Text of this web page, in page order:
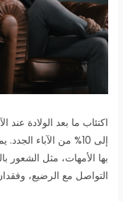
إلى 10% من الآباء
بها الأمهات، مثل الشعور
التواصل مع الرضيع،